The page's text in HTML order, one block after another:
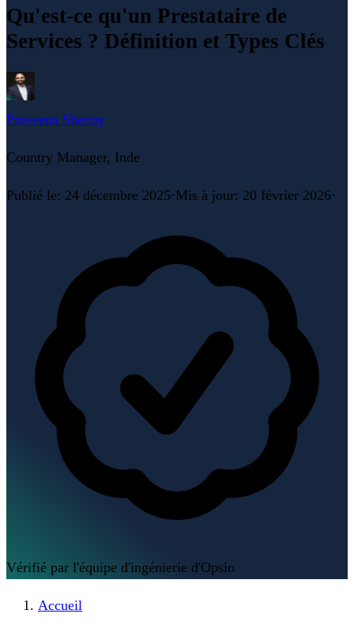
Qu'est-ce qu'un Prestataire de
Services ? Définition et Types Clés
Praveena Shenoy
Country Manager, Inde
Publié le: 24 décembre 2025·Mis à jour: 20 février 2026·
Vérifié par l'équipe d'ingénierie d'Opsio
Accueil